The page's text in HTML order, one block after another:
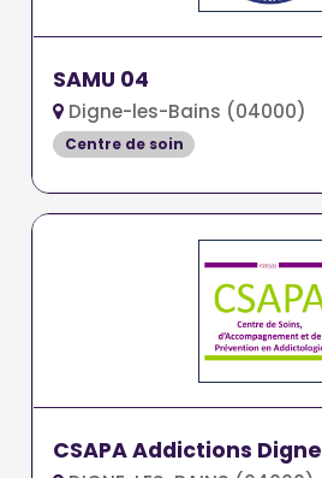
SAMU 04
Digne-les-Bains (04000)
Centre de soin
CSAPA Addictions Digne